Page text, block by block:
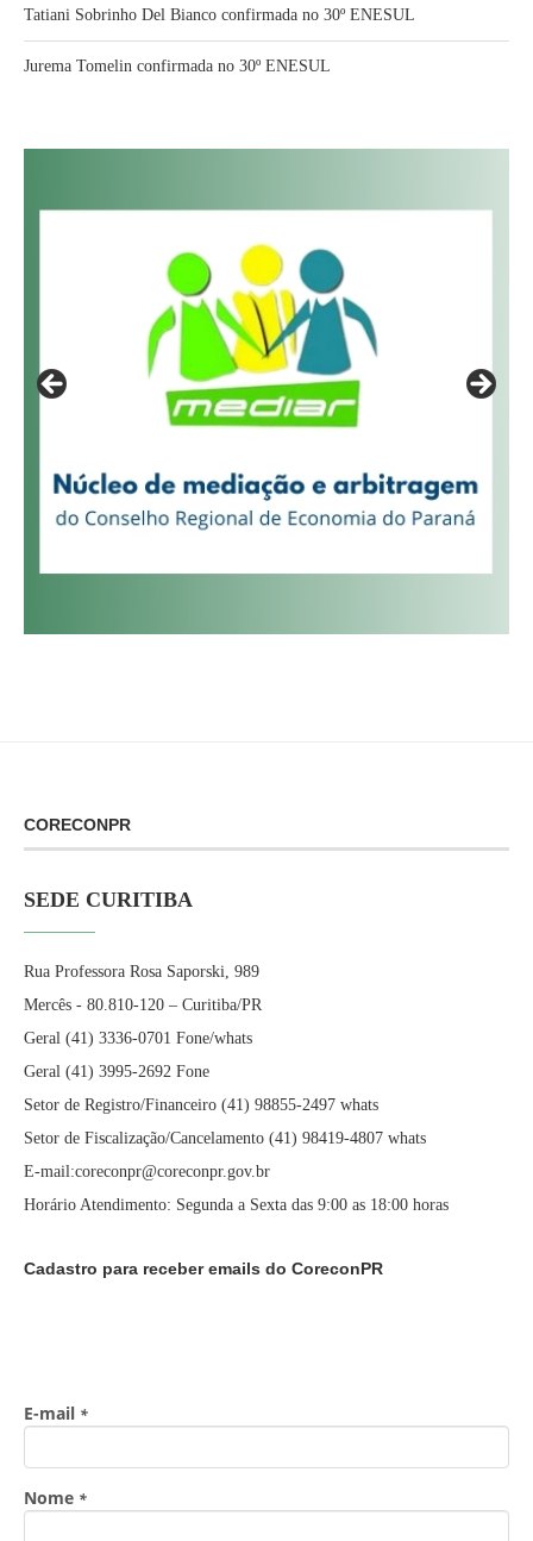
Tatiani Sobrinho Del Bianco confirmada no 30º ENESUL
Jurema Tomelin confirmada no 30º ENESUL
CORECONPR
SEDE CURITIBA
Rua Professora Rosa Saporski, 989
Mercês - 80.810-120 – Curitiba/PR
Geral (41) 3336-0701 Fone/whats
Geral (41) 3995-2692 Fone
Setor de Registro/Financeiro (41) 98855-2497 whats
Setor de Fiscalização/Cancelamento (41) 98419-4807 whats
E-mail:coreconpr@coreconpr.gov.br
Horário Atendimento: Segunda a Sexta das 9:00 as 18:00 horas
Cadastro para receber emails do CoreconPR